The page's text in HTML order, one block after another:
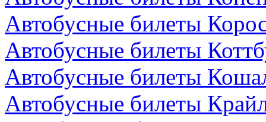
Автобусные билеты
Автобусные билеты
Автобусные билеты
Автобусные билеты